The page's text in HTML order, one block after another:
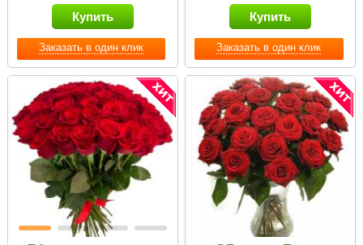
Заказать в один клик
Купить
Заказать в один клик
Купить